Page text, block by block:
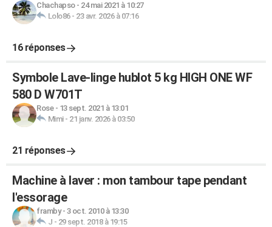
Chachapso- 24 mai 2021 à 10:27
Lolo86- 23 avr. 2026 à 07:16
16 réponses
Symbole Lave-linge hublot 5 kg HIGH ONE WF
580 D W701T
Rose- 13 sept. 2021 à 13:01
Mimi- 21 janv. 2026 à 03:50
21 réponses
Machine à laver : mon tambour tape pendant
l'essorage
framby- 3 oct. 2010 à 13:30
J - 29 sept. 2018 à 19:15